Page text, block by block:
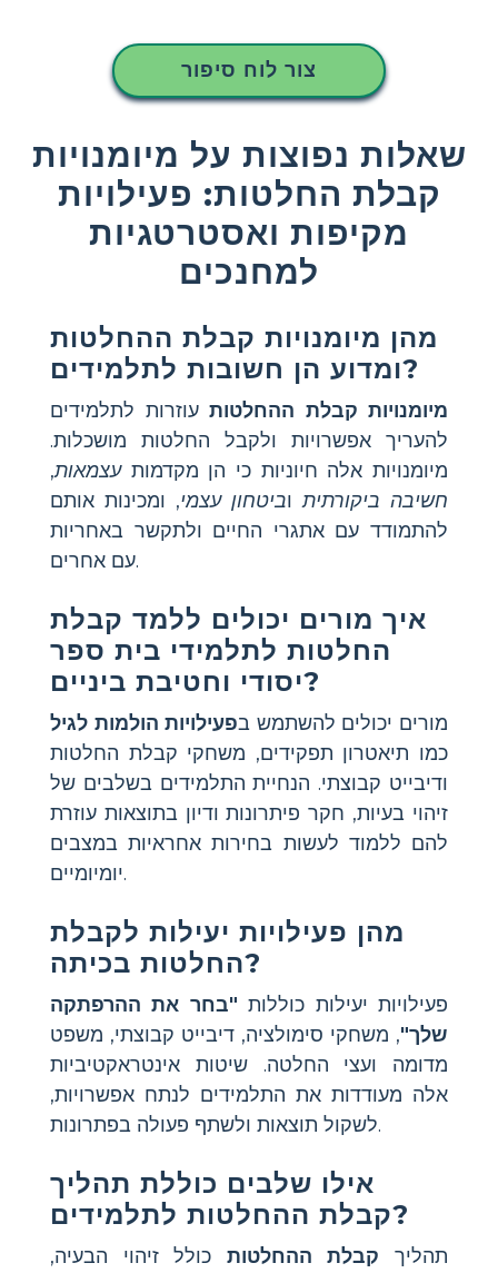
צור לוח סיפור
שאלות נפוצות על מיומנויות
קבלת החלטות: פעילויות
מקיפות ואסטרטגיות
למחנכים
מהן מיומנויות קבלת ההחלטות
ומדוע הן חשובות לתלמידים?
מיומנויות קבלת ההחלטות עוזרות לתלמידים
להעריך אפשרויות ולקבל החלטות מושכלות.
מיומנויות אלה חיוניות כי הן מקדמותעצמאות,
חשיבה ביקורתיתוביטחון עצמי, ומכינות אותם
להתמודד עם אתגרי החיים ולתקשר באחריות
עם אחרים.
איך מורים יכולים ללמד קבלת
החלטות לתלמידי בית ספר
יסודי וחטיבת ביניים?
מורים יכולים להשתמש בפעילויות הולמות לגיל
כמו תיאטרון תפקידים, משחקי קבלת החלטות
ודיבייט קבוצתי. הנחיית התלמידים בשלבים של
זיהוי בעיות, חקר פיתרונות ודיון בתוצאות עוזרת
להם ללמוד לעשות בחירות אחראיות במצבים
יומיומיים.
מהן פעילויות יעילות לקבלת
החלטות בכיתה?
פעילויות יעילות כוללות "בחר את ההרפתקה
שלך", משחקי סימולציה, דיבייט קבוצתי, משפט
מדומה ועצי החלטה. שיטות אינטראקטיביות
אלה מעודדות את התלמידים לנתח אפשרויות,
לשקול תוצאות ולשתף פעולה בפתרונות.
אילו שלבים כוללת תהליך
קבלת ההחלטות לתלמידים?
תהליך קבלת ההחלטות כולל זיהוי הבעיה,